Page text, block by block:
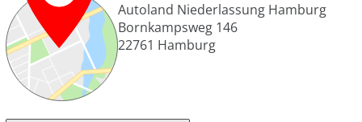
Autoland Niederlassung Hamburg
Bornkampsweg 146
22761 Hamburg